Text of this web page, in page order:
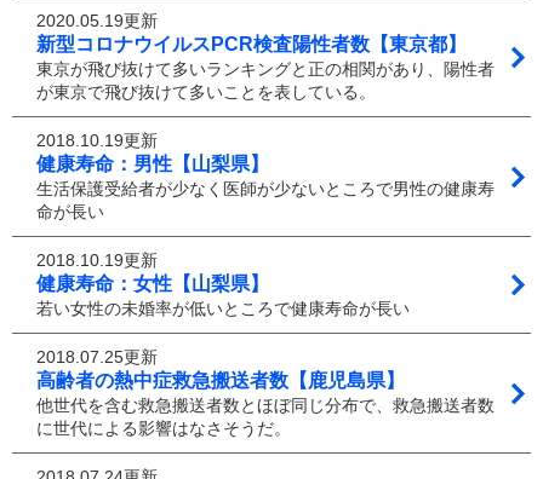
2020.05.19更新
新型コロナウイルスPCR検査陽性者数【東京都】
東京が飛び抜けて多いランキングと正の相関があり、陽性者
が東京で飛び抜けて多いことを表している。
2018.10.19更新
健康寿命：男性【山梨県】
生活保護受給者が少なく医師が少ないところで男性の健康寿
命が長い
2018.10.19更新
健康寿命：女性【山梨県】
若い女性の未婚率が低いところで健康寿命が長い
2018.07.25更新
高齢者の熱中症救急搬送者数【鹿児島県】
他世代を含む救急搬送者数とほぼ同じ分布で、救急搬送者数
に世代による影響はなさそうだ。